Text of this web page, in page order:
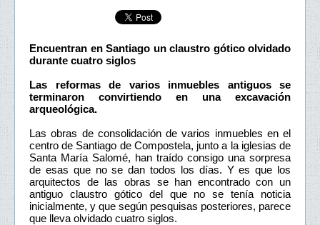
Encuentran en Santiago un claustro gótico olvidado
durante cuatro siglos
Las reformas de varios inmuebles antiguos se
terminaron convirtiendo en una excavación
arqueológica.
Las obras de consolidación de varios inmuebles en el
centro de Santiago de Compostela, junto a la iglesias de
Santa María Salomé, han traído consigo una sorpresa
de esas que no se dan todos los días. Y es que los
arquitectos de las obras se han encontrado con un
antiguo claustro gótico del que no se tenía noticia
inicialmente, y que según pesquisas posteriores, parece
que lleva olvidado cuatro siglos.